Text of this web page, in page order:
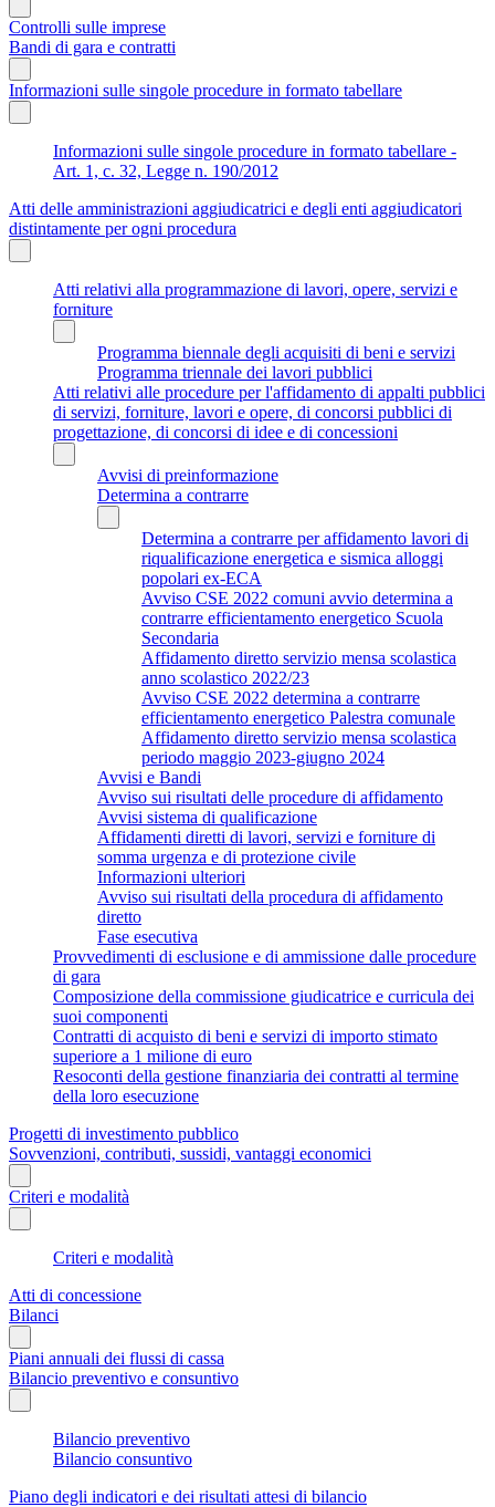
Controlli sulle imprese
Bandi di gara e contratti
Informazioni sulle singole procedure in formato tabellare
Informazioni sulle singole procedure in formato tabellare -
Art. 1, c. 32, Legge n. 190/2012
Atti delle amministrazioni aggiudicatrici e degli enti aggiudicatori
distintamente per ogni procedura
Atti relativi alla programmazione di lavori, opere, servizi e
forniture
Programma biennale degli acquisiti di beni e servizi
Programma triennale dei lavori pubblici
Atti relativi alle procedure per l'affidamento di appalti pubblici
di servizi, forniture, lavori e opere, di concorsi pubblici di
progettazione, di concorsi di idee e di concessioni
Avvisi di preinformazione
Determina a contrarre
Determina a contrarre per affidamento lavori di
riqualificazione energetica e sismica alloggi
popolari ex-ECA
Avviso CSE 2022 comuni avvio determina a
contrarre efficientamento energetico Scuola
Secondaria
Affidamento diretto servizio mensa scolastica
anno scolastico 2022/23
Avviso CSE 2022 determina a contrarre
efficientamento energetico Palestra comunale
Affidamento diretto servizio mensa scolastica
periodo maggio 2023-giugno 2024
Avvisi e Bandi
Avviso sui risultati delle procedure di affidamento
Avvisi sistema di qualificazione
Affidamenti diretti di lavori, servizi e forniture di
somma urgenza e di protezione civile
Informazioni ulteriori
Avviso sui risultati della procedura di affidamento
diretto
Fase esecutiva
Provvedimenti di esclusione e di ammissione dalle procedure
di gara
Composizione della commissione giudicatrice e curricula dei
suoi componenti
Contratti di acquisto di beni e servizi di importo stimato
superiore a 1 milione di euro
Resoconti della gestione finanziaria dei contratti al termine
della loro esecuzione
Progetti di investimento pubblico
Sovvenzioni, contributi, sussidi, vantaggi economici
Criteri e modalità
Criteri e modalità
Atti di concessione
Bilanci
Piani annuali dei flussi di cassa
Bilancio preventivo e consuntivo
Bilancio preventivo
Bilancio consuntivo
Piano degli indicatori e dei risultati attesi di bilancio